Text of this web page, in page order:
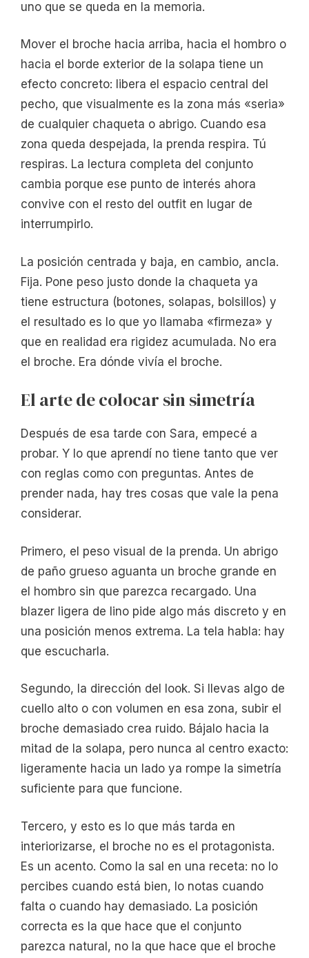
uno que se queda en la memoria.
Mover el broche hacia arriba, hacia el hombro o
hacia el borde exterior de la solapa tiene un
efecto concreto: libera el espacio central del
pecho, que visualmente es la zona más «seria»
de cualquier chaqueta o abrigo. Cuando esa
zona queda despejada, la prenda respira. Tú
respiras. La lectura completa del conjunto
cambia porque ese punto de interés ahora
convive con el resto del outfit en lugar de
interrumpirlo.
La posición centrada y baja, en cambio, ancla.
Fija. Pone peso justo donde la chaqueta ya
tiene estructura (botones, solapas, bolsillos) y
el resultado es lo que yo llamaba «firmeza» y
que en realidad era rigidez acumulada. No era
el broche. Era dónde vivía el broche.
El arte de colocar sin simetría
Después de esa tarde con Sara, empecé a
probar. Y lo que aprendí no tiene tanto que ver
con reglas como con preguntas. Antes de
prender nada, hay tres cosas que vale la pena
considerar.
Primero, el peso visual de la prenda. Un abrigo
de paño grueso aguanta un broche grande en
el hombro sin que parezca recargado. Una
blazer ligera de lino pide algo más discreto y en
una posición menos extrema. La tela habla: hay
que escucharla.
Segundo, la dirección del look. Si llevas algo de
cuello alto o con volumen en esa zona, subir el
broche demasiado crea ruido. Bájalo hacia la
mitad de la solapa, pero nunca al centro exacto:
ligeramente hacia un lado ya rompe la simetría
suficiente para que funcione.
Tercero, y esto es lo que más tarda en
interiorizarse, el broche no es el protagonista.
Es un acento. Como la sal en una receta: no lo
percibes cuando está bien, lo notas cuando
falta o cuando hay demasiado. La posición
correcta es la que hace que el conjunto
parezca natural, no la que hace que el broche